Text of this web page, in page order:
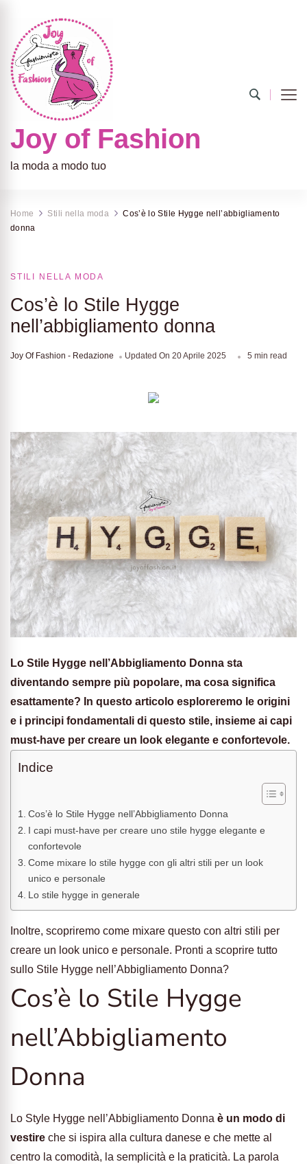
Joy of Fashion
la moda a modo tuo
Home Stili nella moda
Cos’è lo Stile Hygge nell’abbigliamento
donna
STILI NELLA MODA
Cos’è lo Stile Hygge
nell’abbigliamento donna
Joy Of Fashion - Redazione Updated On 20 Aprile 2025 5 min read
Lo Stile Hygge nell’Abbigliamento Donna sta
diventando sempre più popolare, ma cosa significa
esattamente? In questo articolo esploreremo le origini
e i principi fondamentali di questo stile, insieme ai capi
must-have per creare un look elegante e confortevole.
Indice
Cos’è lo Stile Hygge nell’Abbigliamento Donna
I capi must-have per creare uno stile hygge elegante e
confortevole
Come mixare lo stile hygge con gli altri stili per un look
unico e personale
Lo stile hygge in generale
Inoltre, scopriremo come mixare questo con altri stili per
creare un look unico e personale. Pronti a scoprire tutto
sullo Stile Hygge nell’Abbigliamento Donna?
Cos’è lo Stile Hygge
nell’Abbigliamento
Donna
Lo Style Hygge nell’Abbigliamento Donna è un modo di
vestire che si ispira alla cultura danese e che mette al
centro la comodità, la semplicità e la praticità. La parola